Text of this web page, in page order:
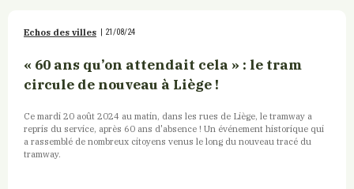
Echos des villes | 21/08/24
« 60 ans qu’on attendait cela » : le tram
circule de nouveau à Liège !
Ce mardi 20 août 2024 au matin, dans les rues de Liège, le tramway a
repris du service, après 60 ans d'absence ! Un événement historique qui
a rassemblé de nombreux citoyens venus le long du nouveau tracé du
tramway.